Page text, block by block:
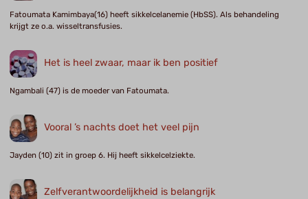
Fatoumata Kamimbaya(16) heeft sikkelcelanemie (HbSS). Als behandeling
krijgt ze o.a. wisseltransfusies.
Het is heel zwaar, maar ik ben positief
Ngambali (47) is de moeder van Fatoumata.
Vooral ’s nachts doet het veel pijn
Jayden (10) zit in groep 6. Hij heeft sikkelcelziekte.
Zelfverantwoordelijkheid is belangrijk